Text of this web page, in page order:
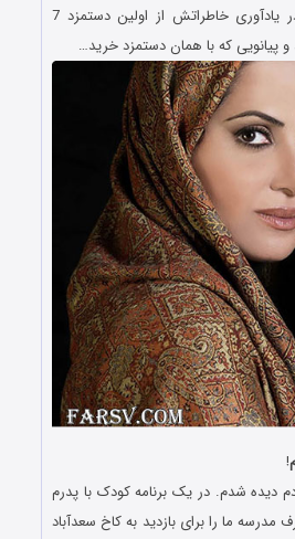
امیرسلیمانی مانده اند. در یادآوری خاطراتش از اولین دستمزد 7
پیانویی که با همان دستمزد خرید…
!
9 ساله بودم دیده شدم. در یک برنامه کودک با پدرم
مدرسه ما را برای بازدید به کاخ سعدآباد